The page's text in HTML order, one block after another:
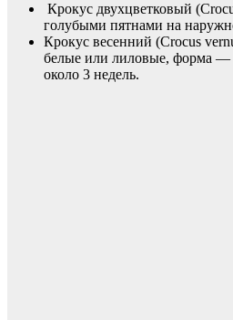
Крокус двухцветковый
голубыми пятнами на
Крокус весенний (Crocus
белые или лиловые, форма —
около 3 недель.